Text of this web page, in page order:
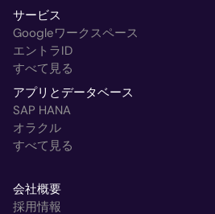
サービス
Googleワークスペース
エントラID
すべて見る
アプリとデータベース
SAP HANA
オラクル
すべて見る
会社概要
採用情報